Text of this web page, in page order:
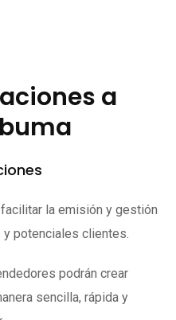
a
la emisión y gestión
potenciales clientes.
podrán crear
sencilla, rápida y